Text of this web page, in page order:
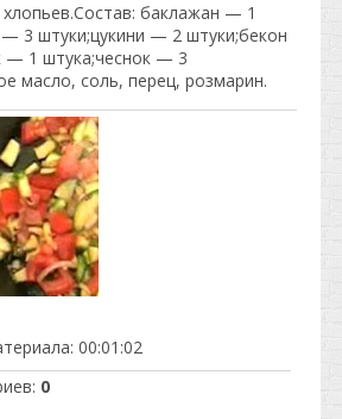
баклажан — 1
3 штуки;цукини — 2 штуки;бекон
— 1 штука;чеснок — 3
масло, соль, перец, розмарин.
: 00:01:02
: 0